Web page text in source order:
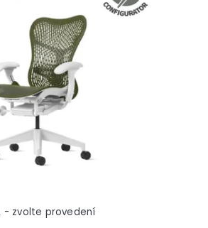
- zvolte provedení